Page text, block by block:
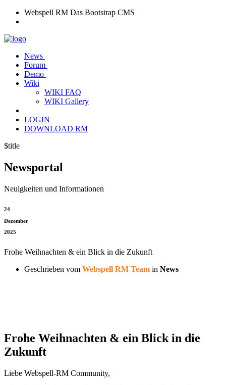
Webspell RM Das Bootstrap CMS
News
Forum
Demo
Wiki
WIKI FAQ
WIKI Gallery
LOGIN
DOWNLOAD RM
$title
Newsportal
Neuigkeiten und Informationen
24
Dezember
2025
Frohe Weihnachten & ein Blick in die Zukunft
Geschrieben vom Webspell RM Team in News
Frohe Weihnachten & ein Blick in die
Zukunft
Liebe Webspell-RM Community,